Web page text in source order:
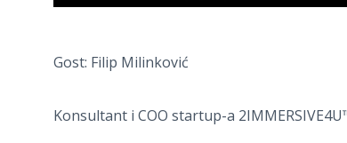
Gost: Filip Milinković
Konsultant i COO startup-a